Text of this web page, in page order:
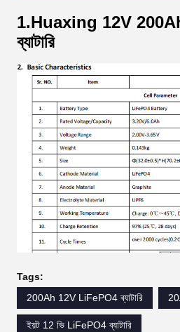
1.Huaxing 12V
ব্যাটারি
Tags:
200Ah 12V LiFePO4 ব্যাটারি
ইয়ট 12 ভি LiFePO4 ব্যাটারি